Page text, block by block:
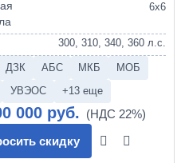
6х6
300, 310, 340, 360 л.с.
ДЗК АБС МКБ
МОБ
УВЭОС +13 еще
000 руб.
скидку